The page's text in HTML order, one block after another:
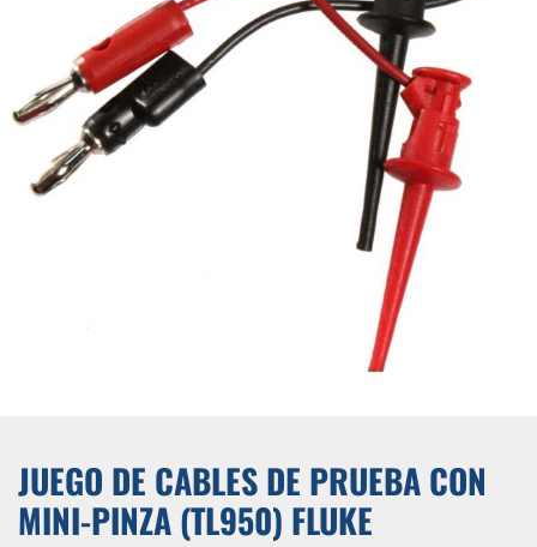
JUEGO DE CABLES DE PRUEBA CON
MINI-PINZA (TL950) FLUKE